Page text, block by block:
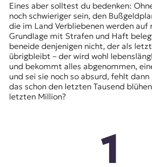
Eines aber solltest du bedenken:
noch schwieriger sein, den
die im Land Verbliebenen werden auf
Grundlage mit Strafen und Haft
beneide denjenigen nicht, der als
übrigbleibt – der wird wohl
und bekommt alles abgenommen,
und sei sie noch so absurd, fehlt
das schon den letzten Tausend
letzten Million?
1